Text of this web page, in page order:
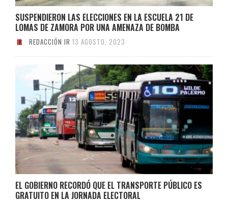
SUSPENDIERON LAS ELECCIONES EN LA ESCUELA 21 DE
LOMAS DE ZAMORA POR UNA AMENAZA DE BOMBA
REDACCIÓN IR 13 AGOSTO, 2023
EL GOBIERNO RECORDÓ QUE EL TRANSPORTE PÚBLICO ES
GRATUITO EN LA JORNADA ELECTORAL